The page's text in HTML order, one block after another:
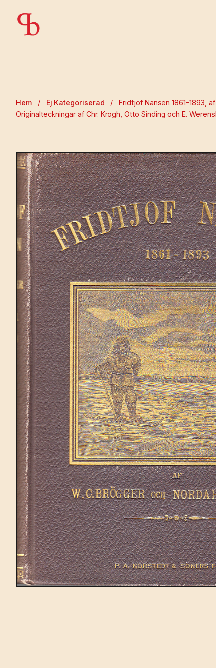
Hem / Ej Kategoriserad /
Fridtjof Nansen 1861-1893,
Originalteckningar af Chr. Krogh, Otto Sinding och E.